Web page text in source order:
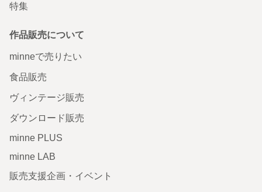
特集
作品販売について
minneで売りたい
食品販売
ヴィンテージ販売
ダウンロード販売
minne PLUS
minne LAB
販売支援企画・イベント